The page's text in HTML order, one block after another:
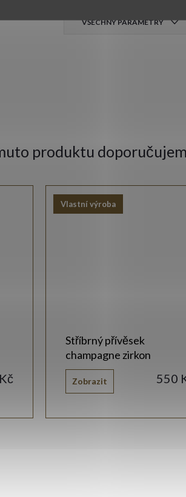
VŠECHNY PARAMETRY
produktu
Vlastní výroba
Stříbrný přívěsek
champagne zirkon
550
Zobrazit